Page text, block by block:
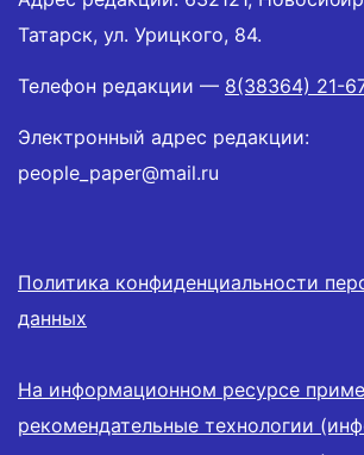
Татарск, ул. Урицкого, 84.
Телефон редакции — 8(38364) 21-
Электронный адрес редакции:
people_paper@mail.ru
Политика конфиденциальности
данных
На информационном ресурсе
рекомендательные технологии